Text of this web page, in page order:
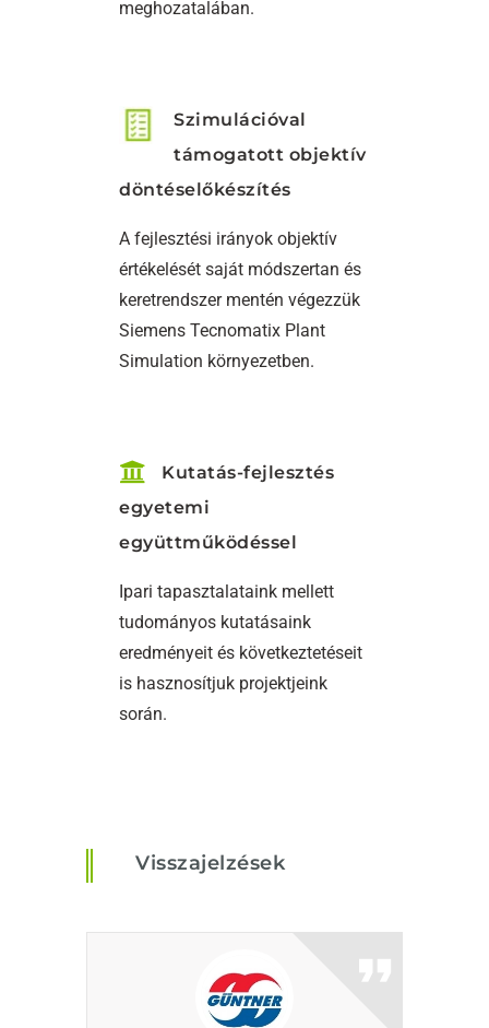
meghozatalában.
Szimulációval
támogatott objektív
döntéselőkészítés
A fejlesztési irányok objektív
értékelését saját módszertan és
keretrendszer mentén végezzük
Siemens Tecnomatix Plant
Simulation környezetben.
Kutatás-fejlesztés
egyetemi
együttműködéssel
Ipari tapasztalataink mellett
tudományos kutatásaink
eredményeit és következtetéseit
is hasznosítjuk projektjeink
során.
Visszajelzések